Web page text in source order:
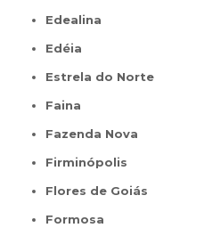
Edealina
Edéia
Estrela do Norte
Faina
Fazenda Nova
Firminópolis
Flores de Goiás
Formosa